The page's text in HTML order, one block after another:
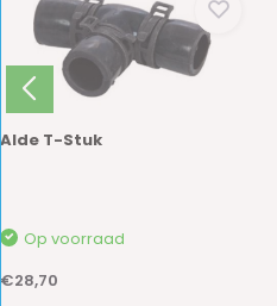
Alde T-Stuk
Op voorraad
€28,70